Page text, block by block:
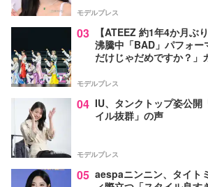
モデルプレス
03
【ATEEZ 約1年4か月ぶ
沸騰中「BAD」パフォー
だけじゃだめですか？」
モデルプレス
04 IU、タンクトップ姿公開
イル抜群」の声
モデルプレス
05 aespaニンニン、タイト